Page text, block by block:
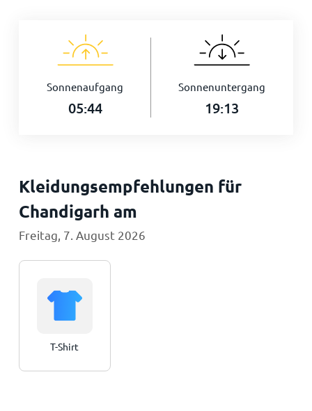
Sonnenaufgang
05:44
Sonnenuntergang
19:13
Kleidungsempfehlungen für
Chandigarh am
Freitag, 7. August 2026
T-Shirt